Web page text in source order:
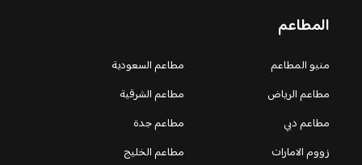
المطاعم
منيو المطاعم
مطاعم السعودية
مطاعم الرياض
مطاعم الشرقية
مطاعم دبي
مطاعم جدة
زووم الامارات
مطاعم الخليج